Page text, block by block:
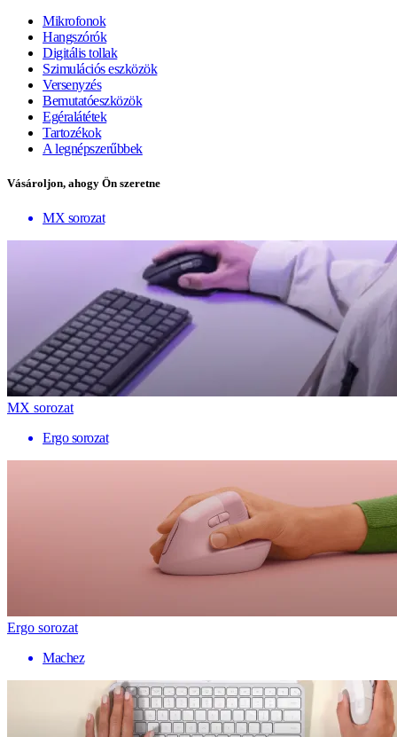
Mikrofonok
Hangszórók
Digitális tollak
Szimulációs eszközök
Versenyzés
Bemutatóeszközök
Egéralátétek
Tartozékok
A legnépszerűbbek
Vásároljon, ahogy Ön szeretne
MX sorozat
MX sorozat
Ergo sorozat
Ergo sorozat
Machez